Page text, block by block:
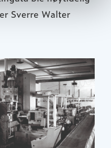
Sverre Walter